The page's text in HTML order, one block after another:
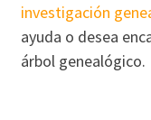
investigación
ayuda o desea
árbol genealógico.